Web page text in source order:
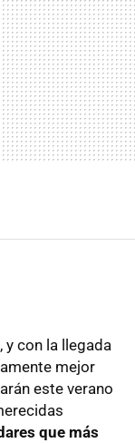
con la llegada
mejor
este verano
que más